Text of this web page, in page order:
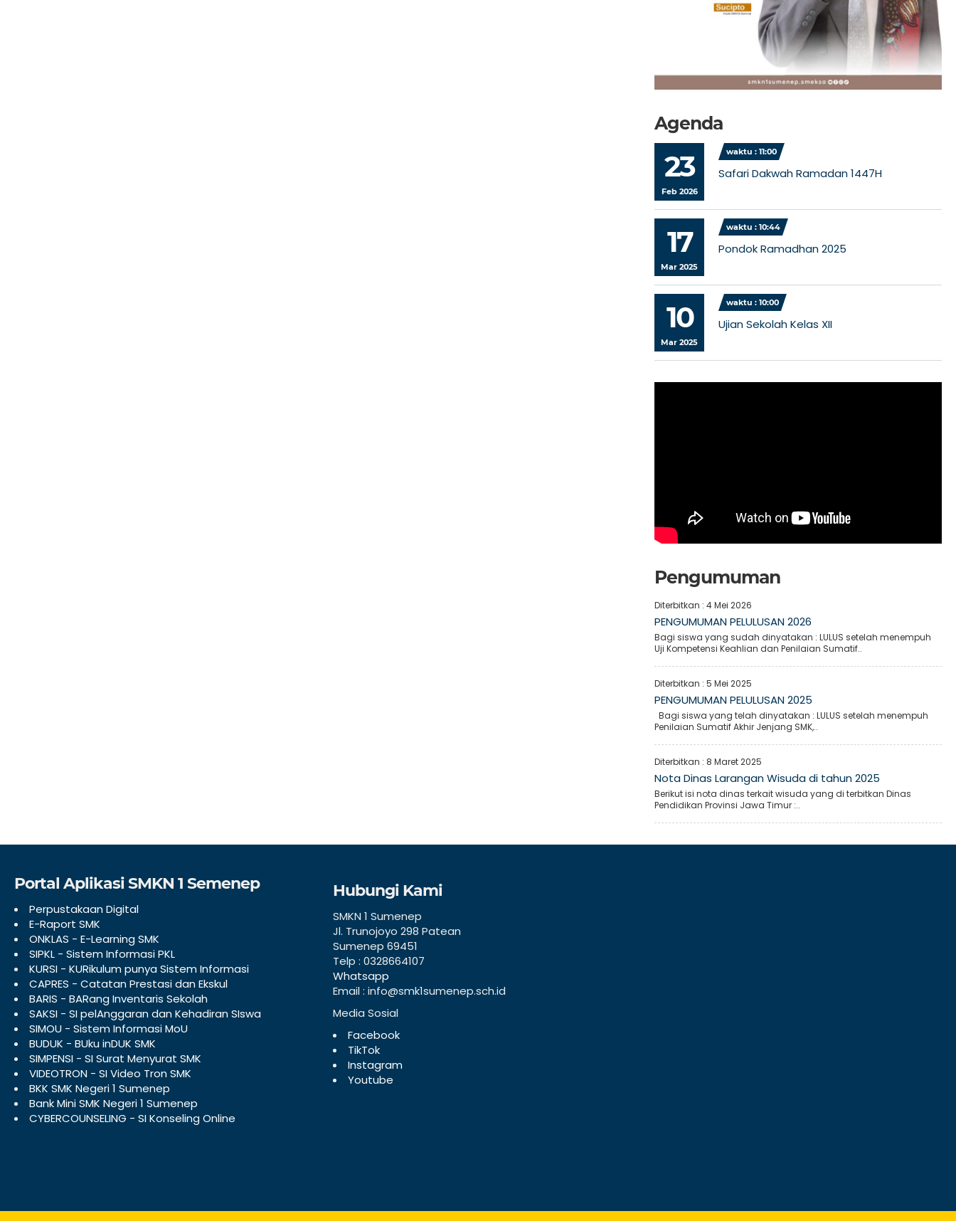
Agenda
23
Feb 2026
waktu : 11:00
Safari Dakwah Ramadan 1447H
17
Mar 2025
waktu : 10:44
Pondok Ramadhan 2025
10
Mar 2025
waktu : 10:00
Ujian Sekolah Kelas XII
Pengumuman
Diterbitkan :4 Mei 2026
PENGUMUMAN PELULUSAN 2026
Bagi siswa yang sudah dinyatakan : LULUS setelah menempuh
Uji Kompetensi Keahlian dan Penilaian Sumatif..
Diterbitkan :5 Mei 2025
PENGUMUMAN PELULUSAN 2025
Bagi siswa yang telah dinyatakan : LULUS setelah menempuh
Penilaian Sumatif Akhir Jenjang SMK,..
Diterbitkan : 8 Maret 2025
Nota Dinas Larangan Wisuda di tahun 2025
Berikut isi nota dinas terkait wisuda yang di terbitkan Dinas
Pendidikan Provinsi Jawa Timur :..
Portal Aplikasi SMKN 1 Semenep
Perpustakaan Digital
E-Raport SMK
ONKLAS - E-Learning SMK
SIPKL - Sistem Informasi PKL
KURSI - KURikulum punya Sistem Informasi
CAPRES - Catatan Prestasi dan Ekskul
BARIS - BARang Inventaris Sekolah
SAKSI - SI pelAnggaran dan Kehadiran SIswa
SIMOU - Sistem Informasi MoU
BUDUK - BUku inDUK SMK
SIMPENSI - SI Surat Menyurat SMK
VIDEOTRON - SI Video Tron SMK
BKK SMK Negeri 1 Sumenep
Bank Mini SMK Negeri 1 Sumenep
CYBERCOUNSELING - SI Konseling Online
Hubungi Kami
SMKN 1 Sumenep
Jl. Trunojoyo 298 Patean
Sumenep 69451
Telp : 0328664107
Whatsapp
Email : info@smk1sumenep.sch.id
Media Sosial
Facebook
TikTok
Instagram
Youtube